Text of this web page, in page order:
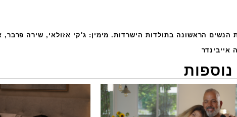
הנשים הראשונה בתולדות הישרדות. מימין: ג'קי אזולאי, שירה פרבר,
אייבינדר